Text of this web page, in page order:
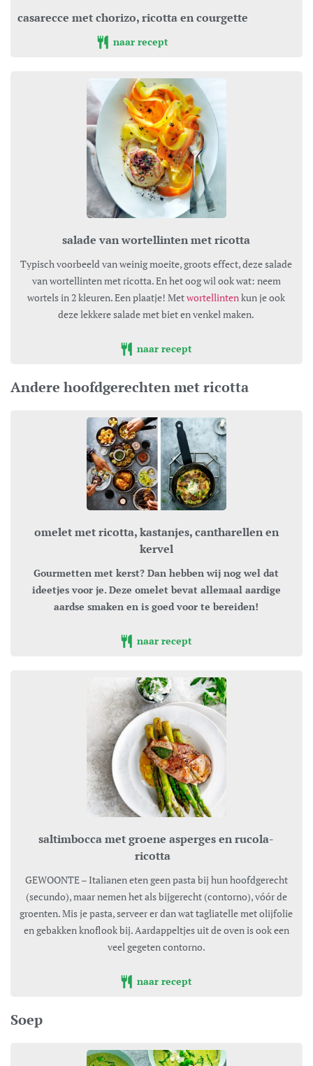
casarecce met chorizo, ricotta en courgette
naar recept
salade van wortellinten met ricotta
Typisch voorbeeld van weinig moeite, groots effect, deze salade
van wortellinten met ricotta. En het oog wil ook wat: neem
wortels in 2 kleuren. Een plaatje! Metwortellintenkun je ook
deze lekkere salade met biet en venkel maken.
naar recept
Andere hoofdgerechten met ricotta
omelet met ricotta, kastanjes, cantharellen en
kervel
Gourmetten met kerst? Dan hebben wij nog wel dat
ideetjes voor je. Deze omelet bevat allemaal aardige
aardse smaken en is goed voor te bereiden!
naar recept
saltimbocca met groene asperges en rucola-
ricotta
GEWOONTE – Italianen eten geen pasta bij hun hoofdgerecht
(secundo), maar nemen het als bijgerecht (contorno), vóór de
groenten. Mis je pasta, serveer er dan wat tagliatelle met olijfolie
en gebakken knoflook bij. Aardappeltjes uit de oven is ook een
veel gegeten contorno.
naar recept
Soep